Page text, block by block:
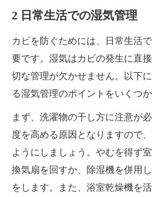
2 日常生活での湿気管理
カビを防ぐためには、日常生活
要です。湿気はカビの発生に直
切な管理が欠かせません。以下
る湿気管理のポイントをいくつか
まず、洗濯物の干し方に注意が
度を高める原因となりますので
ようにしましょう。やむを得ず
換気扇を回すか、除湿機を併用
をします。また、浴室乾燥機を